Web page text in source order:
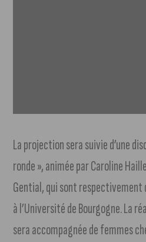
La projection sera suivie d’une
ronde », animée par Caroline
Gential, qui sont
à l’Université de Bourgogne. La
sera accompagnée de femmes